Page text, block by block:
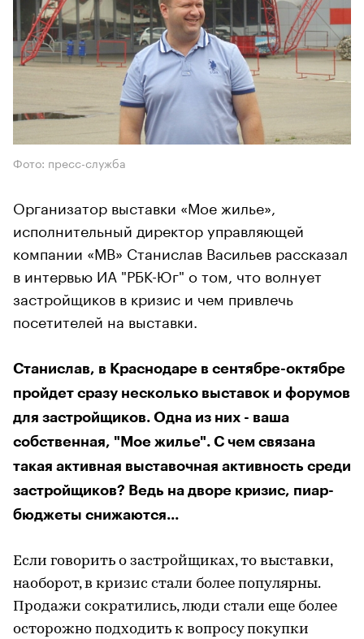
Фото: пресс-служба
Организатор выставки «Мое жилье»,
исполнительный директор управляющей
компании «МВ» Станислав Васильев рассказал
в интервью ИА "РБК-Юг" о том, что волнует
застройщиков в кризис и чем привлечь
посетителей на выставки.
Станислав, в Краснодаре в сентябре-октябре
пройдет сразу несколько выставок и форумов
для застройщиков. Одна из них - ваша
собственная, "Мое жилье". С чем связана
такая активная выставочная активность среди
застройщиков? Ведь на дворе кризис, пиар-
бюджеты снижаются...
Если говорить о застройщиках, то выставки,
наоборот, в кризис стали более популярны.
Продажи сократились, люди стали еще более
осторожно подходить к вопросу покупки